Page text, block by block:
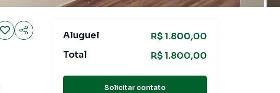
Aluguel
R$ 1.800,00
Total
R$ 1.800,00
Solicitar contato